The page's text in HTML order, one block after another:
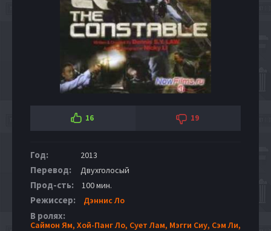
16 19
Год: 2013
Перевод: Двухголосый
Прод-сть: 100 мин.
Режиссер: Дэннис Ло
В ролях:
Саймон Ям, Хой-Панг Ло, Сует Лам, Мэгги Сиу, Сэм Ли,